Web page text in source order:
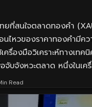
ยที่สนใจตลาดทองคำ
นไหวของราคาทองคำมีค
เครื่องมือวิเคราะห์ทางเทค
จับจังหวะตลาด หนึ่งในเค
Read